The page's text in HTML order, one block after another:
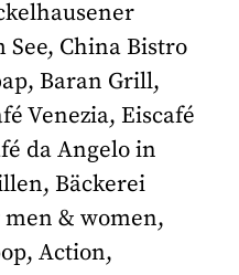
See, China Bistro
Baran Grill,
Venezia, Eiscafé
da Angelo in
Bäckerei
& women,
Action,